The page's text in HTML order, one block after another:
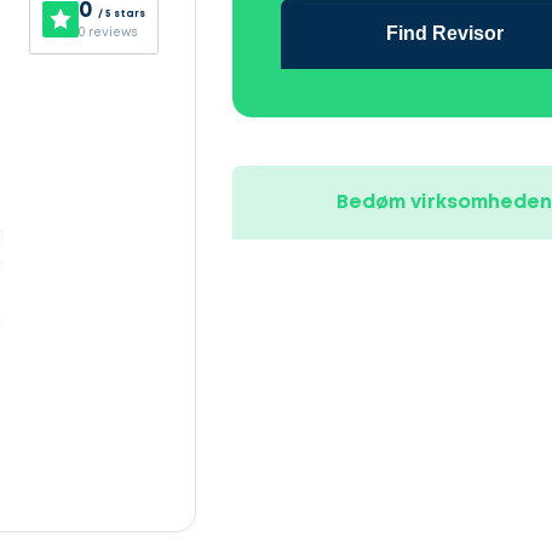
0 / 5 stars
0 reviews Find Revisor
Bedøm virksomheden